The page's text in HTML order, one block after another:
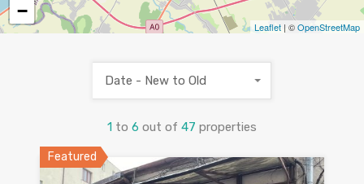
−
Leaflet | ©OpenStreetMap
1 to 6 out of 47 properties
Date - New to Old
Featured